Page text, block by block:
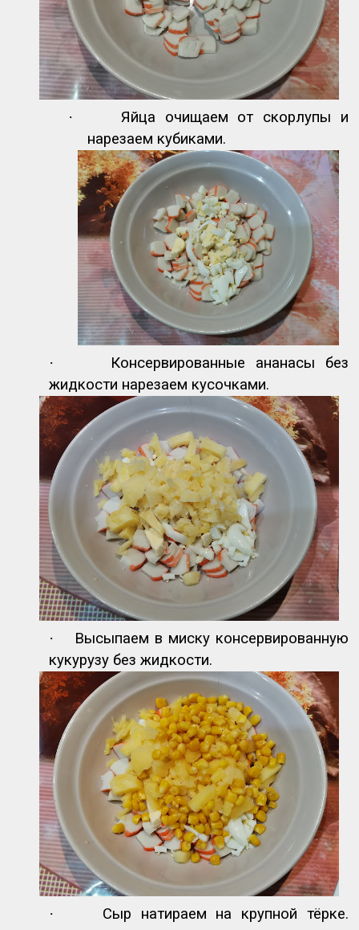
·
Яйца очищаем от скорлупы и
нарезаем кубиками.
·
Консервированные ананасы без
жидкости нарезаем кусочками.
·
Высыпаем в миску консервированную
кукурузу без жидкости.
·
Сыр натираем на крупной тёрке.